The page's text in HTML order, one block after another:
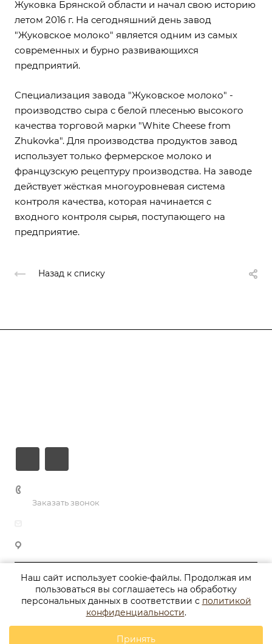
Жуковка Брянской области и начал свою историю
летом 2016 г. На сегодняшний день завод
"Жуковское молоко" является одним из самых
современных и бурно развивающихся
предприятий.
Специализация завода "Жуковское молоко" -
производство сыра с белой плесенью высокого
качества торговой марки "White Cheese from
Zhukovka". Для производства продуктов завод
использует только фермерское молоко и
французскую рецептуру производства. На заводе
действует жёсткая многоуровневая система
контроля качества, которая начинается с
входного контроля сырья, поступающего на
предприятие.
Назад к списку
Заказать звонок
© 2026 Создание сайтов под ключ. Продвижение и
сопровождение сайтов.
Политика конфиденциальности
Наш сайт использует cookie-файлы. Продолжая им
пользоваться вы соглашаетесь на обработку
персональных данных в соответствии с политикой
конфиденциальности.
Принять